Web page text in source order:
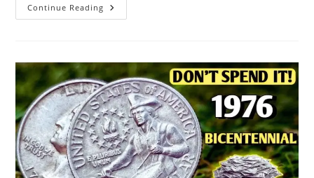
Continue Reading The
Kennedy
$5.9
Million,
Still
In
Circulation